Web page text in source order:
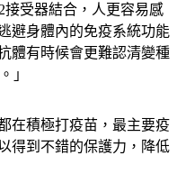
受器結合，人更容易感
避身體內的免疫系統功能
體有時候會更難認清變種
」
在積極打疫苗，最主要疫
得到不錯的保護力，降低